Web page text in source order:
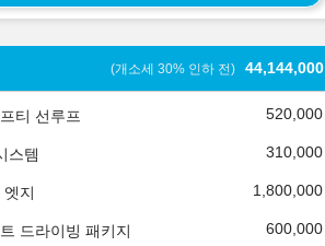
(개소세 30% 인하 전) 44,144,000
티 선루프 520,000
스템 310,000
엣지 1,800,000
드라이빙 패키지 600,000